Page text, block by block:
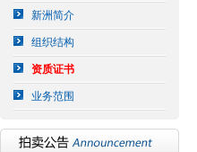
新洲简介
组织结构
资质证书
业务范围